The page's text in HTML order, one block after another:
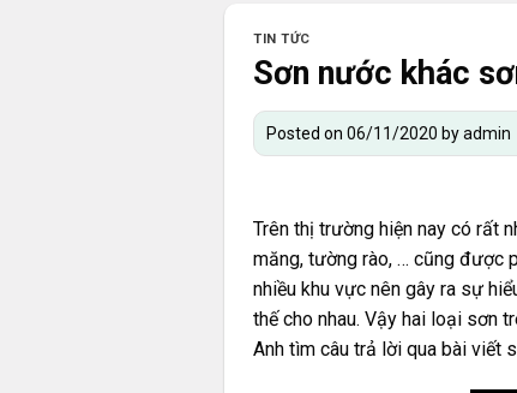
TIN TỨC
Sơn nước khác
Posted on 06/11/2020 byadmin
Trên thị trường hiện nay có rất
măng, tường rào, … cũng được
nhiều khu vực nên gây ra sự
thế cho nhau. Vậy hai loại sơn
Anh tìm câu trả lời qua bài viết